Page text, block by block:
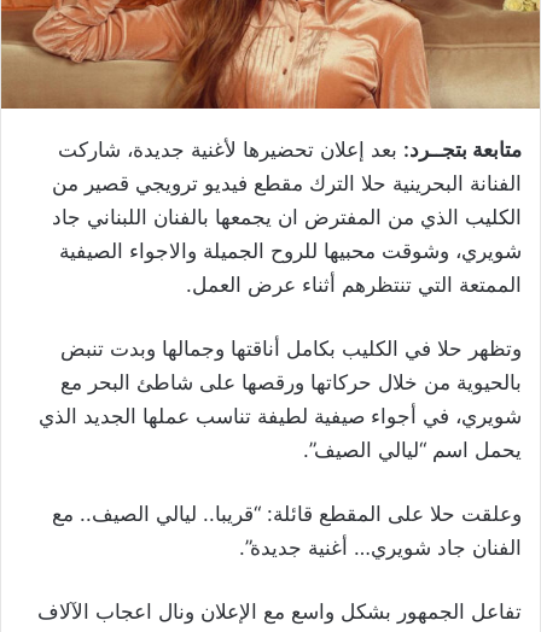
متابعة بتجــرد: بعد إعلان تحضيرها لأغنية جديدة، شاركت
الفنانة البحرينية حلا الترك مقطع فيديو ترويجي قصير من
الكليب الذي من المفترض ان يجمعها بالفنان اللبناني جاد
شويري، وشوقت محبيها للروح الجميلة والاجواء الصيفية
الممتعة التي تنتظرهم أثناء عرض العمل.
وتظهر حلا في الكليب بكامل أناقتها وجمالها وبدت تنبض
بالحيوية من خلال حركاتها ورقصها على شاطئ البحر مع
شويري، في أجواء صيفية لطيفة تناسب عملها الجديد الذي
يحمل اسم “ليالي الصيف”.
وعلقت حلا على المقطع قائلة: “قريبا.. ليالي الصيف.. مع
الفنان جاد شويري… أغنية جديدة”.
تفاعل الجمهور بشكل واسع مع الإعلان ونال اعجاب الآلاف